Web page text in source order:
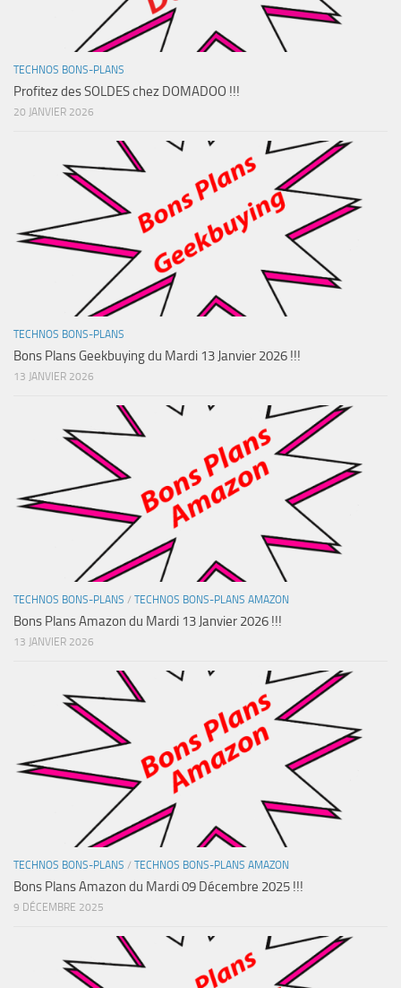
TECHNOS BONS-PLANS
Profitez des SOLDES chez DOMADOO !!!
20 JANVIER 2026
TECHNOS BONS-PLANS
Bons Plans Geekbuying du Mardi 13 Janvier 2026 !!!
13 JANVIER 2026
TECHNOS BONS-PLANS / TECHNOS BONS-PLANS AMAZON
Bons Plans Amazon du Mardi 13 Janvier 2026 !!!
13 JANVIER 2026
TECHNOS BONS-PLANS / TECHNOS BONS-PLANS AMAZON
Bons Plans Amazon du Mardi 09 Décembre 2025 !!!
9 DÉCEMBRE 2025